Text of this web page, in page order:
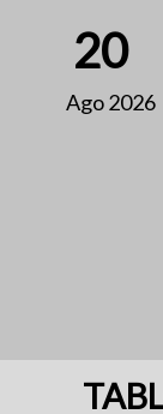
20
Ago 2026